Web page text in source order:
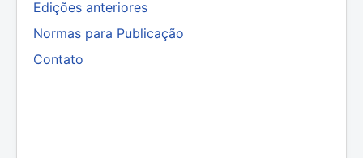
Edições anteriores
Normas para Publicação
Contato